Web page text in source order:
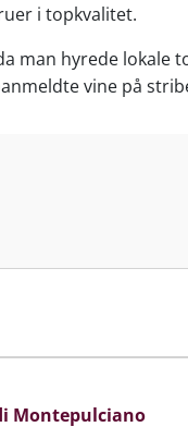
i topkvalitet.
man hyrede
vine på
Montepulciano